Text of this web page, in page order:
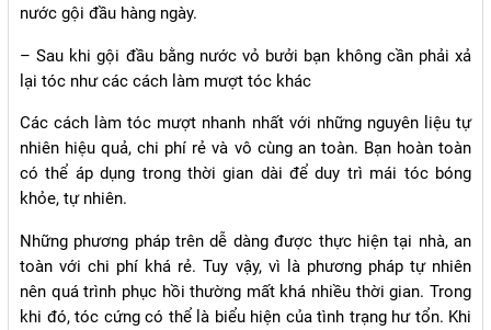
nước gội đầu hàng ngày.
– Sau khi gội đầu bằng nước vỏ bưởi bạn không cần phải xả
lại tóc như các cách làm mượt tóc khác
Các cách làm tóc mượt nhanh nhất với những nguyên liệu tự
nhiên hiệu quả, chi phí rẻ và vô cùng an toàn. Bạn hoàn toàn
có thể áp dụng trong thời gian dài để duy trì mái tóc bóng
khỏe, tự nhiên.
Những phương pháp trên dễ dàng được thực hiện tại nhà, an
toàn với chi phí khá rẻ. Tuy vậy, vì là phương pháp tự nhiên
nên quá trình phục hồi thường mất khá nhiều thời gian. Trong
khi đó, tóc cứng có thể là biểu hiện của tình trạng hư tổn. Khi